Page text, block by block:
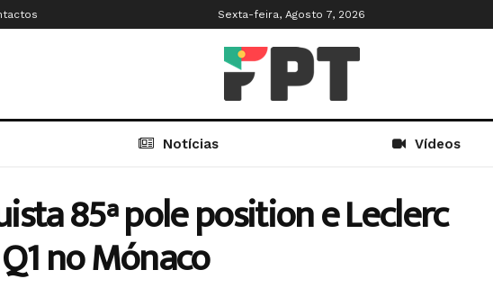
Sexta-feira, Agosto 7, 2026
Notícias Vídeos
85ª pole position e Leclerc
no Mónaco